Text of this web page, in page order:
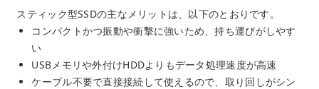
スティック型SSDの主なメリットは、以下のとおりです。
コンパクトかつ振動や衝撃に強いため、持ち運びがしやす
い
USBメモリや外付けHDDよりもデータ処理速度が高速
ケーブル不要で直接接続して使えるので、取り回しがシン